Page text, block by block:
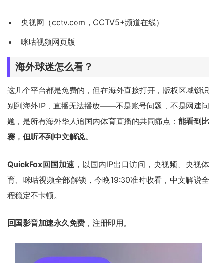
央视网（cctv.com，CCTV5+频道在线）
咪咕视频网页版
海外球迷怎么看？
这几个平台都是免费的，但在海外直接打开，版权区域锁识
别到海外IP，直播无法播放——不是账号问题，不是网速问
题，是所有海外华人追国内体育直播的共同痛点： 能看到比
赛，但听不到中文解说。
QuickFox回国加速 ，以国内IP出口访问，央视频、央视体
育、咪咕视频全部解锁，今晚19:30准时收看，中文解说全
程稳定不卡顿。
回国影音加速永久免费 ，注册即用。